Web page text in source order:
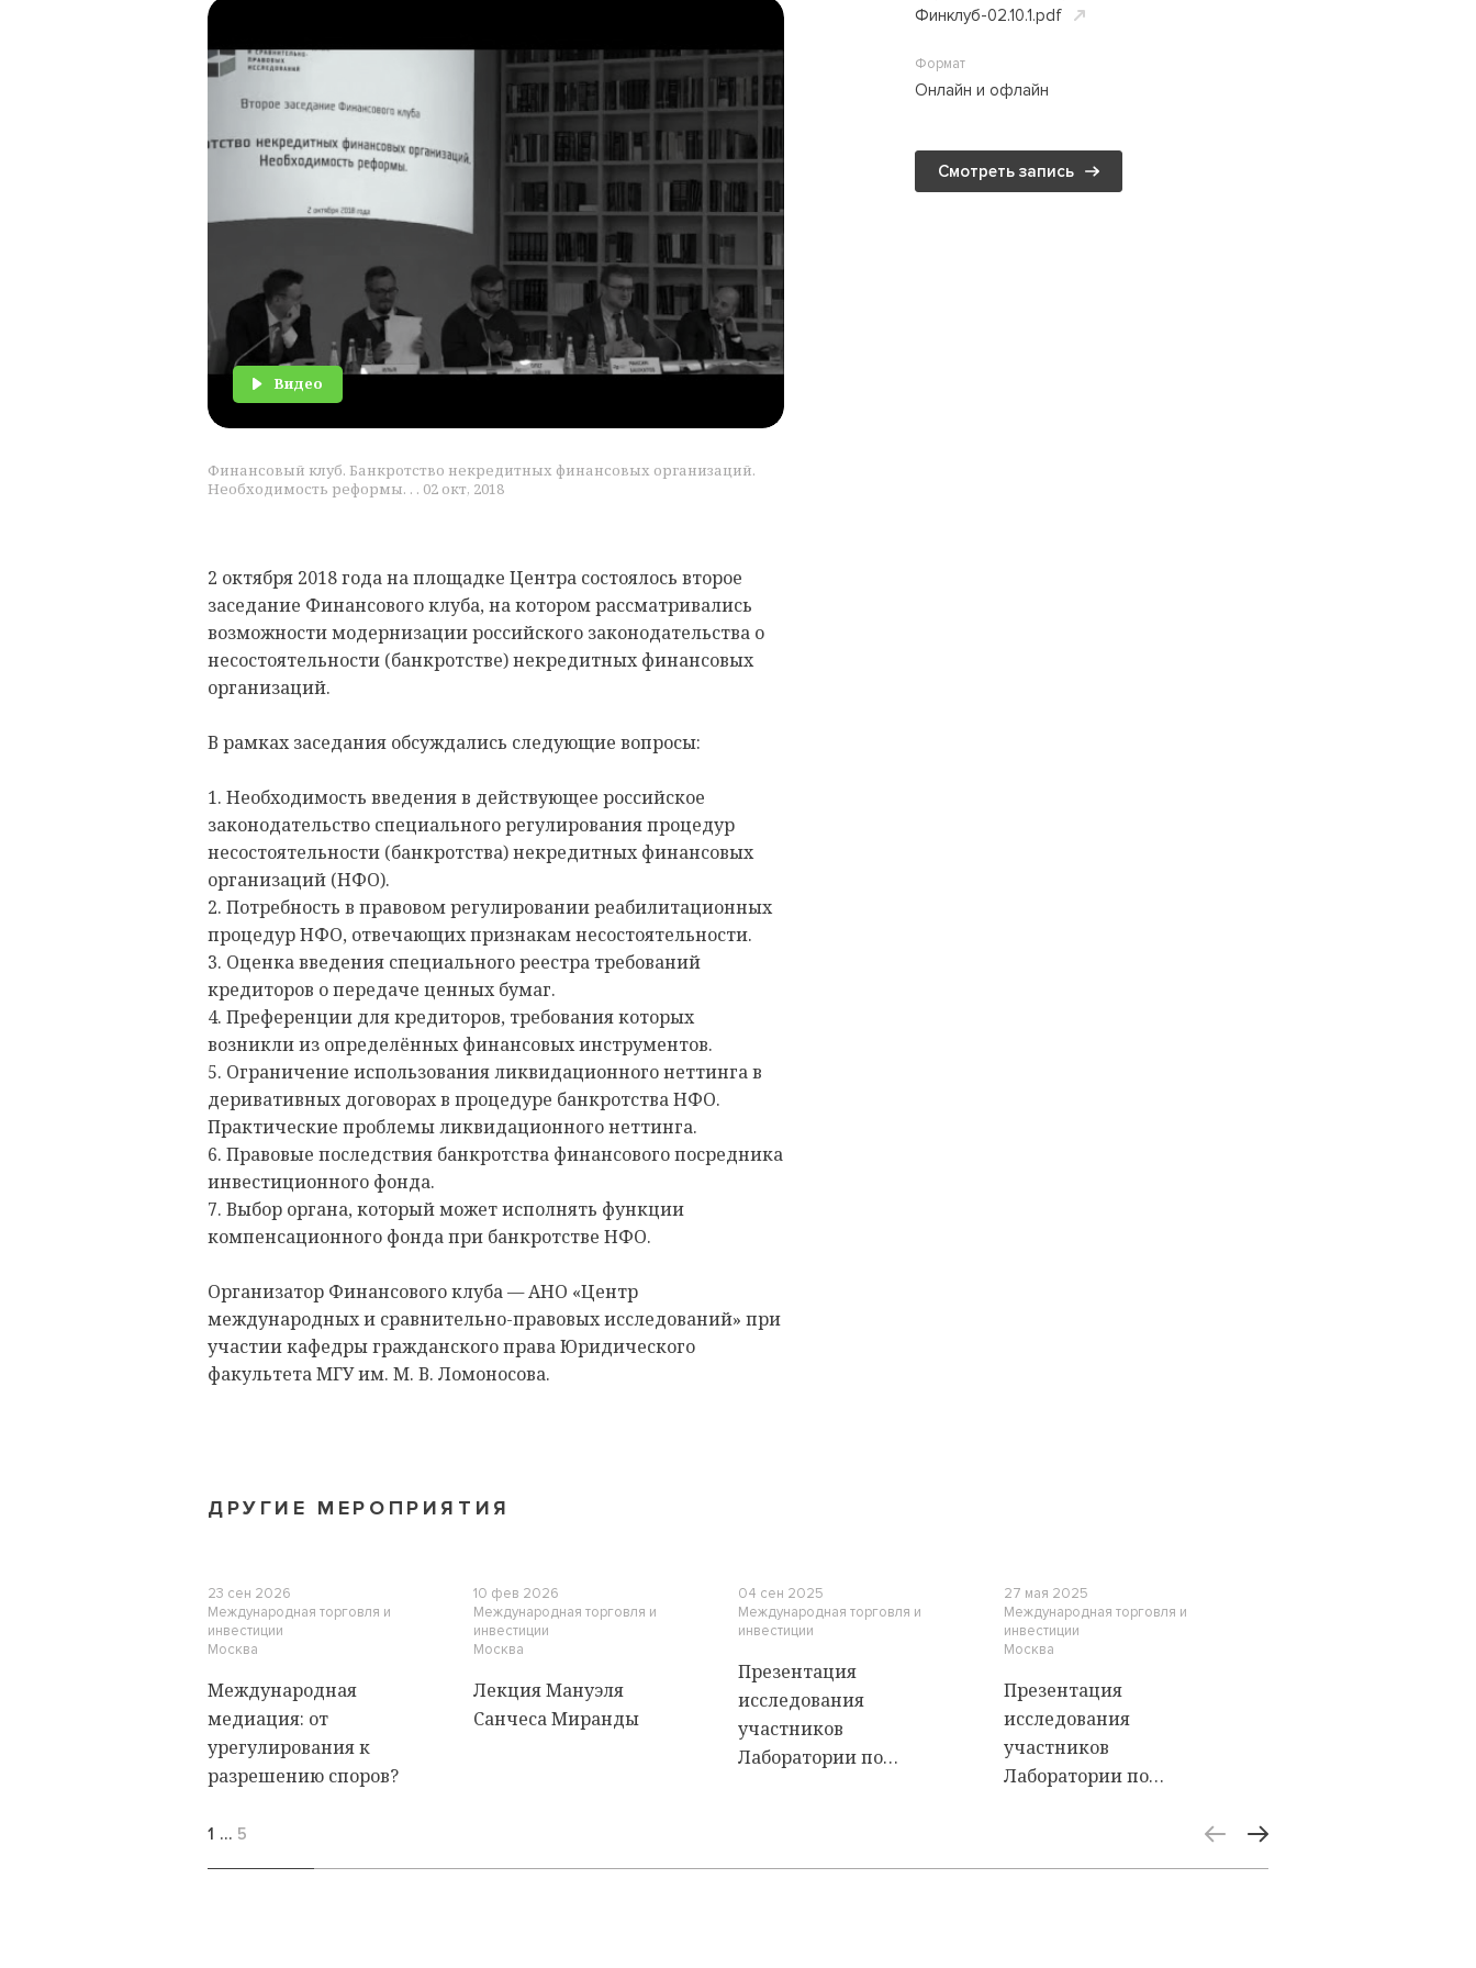
Видео
Финансовый клуб. Банкротство некредитных финансовых организаций.
Необходимость реформы. . . 02 окт, 2018
2 октября 2018 года на площадке Центра состоялось второе
заседание Финансового клуба, на котором рассматривались
возможности модернизации российского законодательства о
несостоятельности (банкротстве) некредитных финансовых
организаций.
В рамках заседания обсуждались следующие вопросы:
1. Необходимость введения в действующее российское
законодательство специального регулирования процедур
несостоятельности (банкротства) некредитных финансовых
организаций (НФО).
2. Потребность в правовом регулировании реабилитационных
процедур НФО, отвечающих признакам несостоятельности.
3. Оценка введения специального реестра требований
кредиторов о передаче ценных бумаг.
4. Преференции для кредиторов, требования которых
возникли из определённых финансовых инструментов.
5. Ограничение использования ликвидационного неттинга в
деривативных договорах в процедуре банкротства НФО.
Практические проблемы ликвидационного неттинга.
6. Правовые последствия банкротства финансового посредника
инвестиционного фонда.
7. Выбор органа, который может исполнять функции
компенсационного фонда при банкротстве НФО.
Организатор Финансового клуба —АНО «Центр
международных и сравнительно-правовых исследований» при
участии кафедры гражданского права Юридического
факультета МГУ им. М. В. Ломоносова.
Финклуб-02.10.1.pdf
Формат
Онлайн и офлайн
Смотреть запись
ДРУГИЕ МЕРОПРИЯТИЯ
23 сен 2026
Международная торговля и
инвестиции
Москва
Международная
медиация: от
урегулирования к
разрешению споров?
10 фев 2026
Международная торговля и
инвестиции
Москва
Лекция Мануэля
Санчеса Миранды
04 сен 2025
Международная торговля и
инвестиции
Презентация
исследования
участников
Лаборатории по
27 мая 2025
Международная торговля и
инвестиции
Москва
Презентация
исследования
участников
Лаборатории по
1 … 5